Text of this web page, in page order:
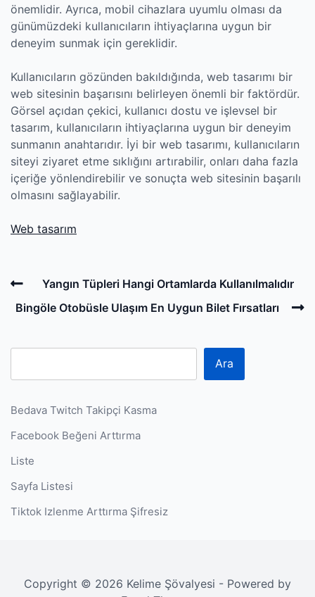
önemlidir. Ayrıca, mobil cihazlara uyumlu olması da
günümüzdeki kullanıcıların ihtiyaçlarına uygun bir
deneyim sunmak için gereklidir.
Kullanıcıların gözünden bakıldığında, web tasarımı bir
web sitesinin başarısını belirleyen önemli bir faktördür.
Görsel açıdan çekici, kullanıcı dostu ve işlevsel bir
tasarım, kullanıcıların ihtiyaçlarına uygun bir deneyim
sunmanın anahtarıdır. İyi bir web tasarımı, kullanıcıların
siteyi ziyaret etme sıklığını artırabilir, onları daha fazla
içeriğe yönlendirebilir ve sonuçta web sitesinin başarılı
olmasını sağlayabilir.
Web tasarım
Post
navigation
Previous
Post
Yangın Tüpleri Hangi Ortamlarda Kullanılmalıdır
Bingöle Otobüsle Ulaşım En Uygun Bilet Fırsatları
Ara
Bedava Twitch Takipçi Kasma
Facebook Beğeni Arttırma
Liste
Sayfa Listesi
Tiktok Izlenme Arttırma Şifresiz
Copyright © 2026 Kelime Şövalyesi - Powered by